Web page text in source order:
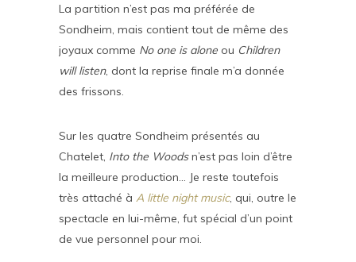
La partition n’est pas ma préférée de
Sondheim, mais contient tout de même des
joyaux comme No one is alone ou Children
will listen, dont la reprise finale m’a donnée
des frissons.
Sur les quatre Sondheim présentés au
Chatelet, Into the Woodsn’est pas loin d’être
la meilleure production… Je reste toutefois
très attaché à A little night music, qui, outre le
spectacle en lui-même, fut spécial d’un point
de vue personnel pour moi.